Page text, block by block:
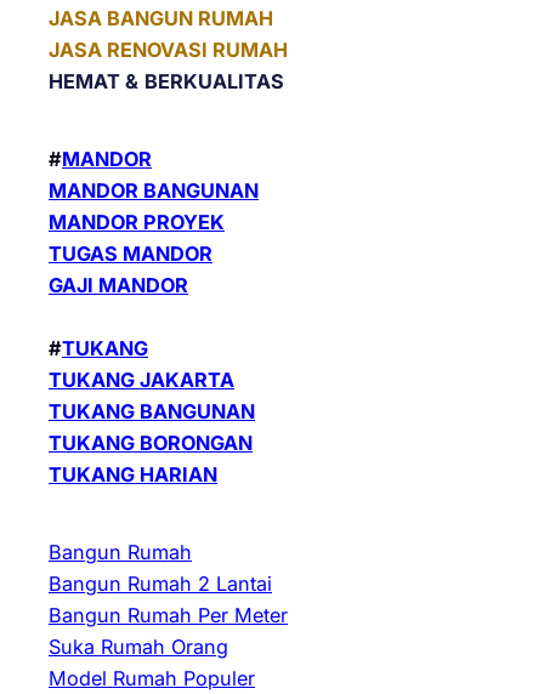
JASA BANGUN RUMAH
JASA RENOVASI RUMAH
HEMAT & BERKUALITAS
#MANDOR
MANDOR BANGUNAN
MANDOR PROYEK
TUGAS MANDOR
GAJI MANDOR
#TUKANG
TUKANG JAKARTA
TUKANG BANGUNAN
TUKANG BORONGAN
TUKANG HARIAN
Bangun Rumah
Bangun Rumah 2 Lantai
Bangun Rumah Per Meter
Suka Rumah Orang
Model Rumah Populer